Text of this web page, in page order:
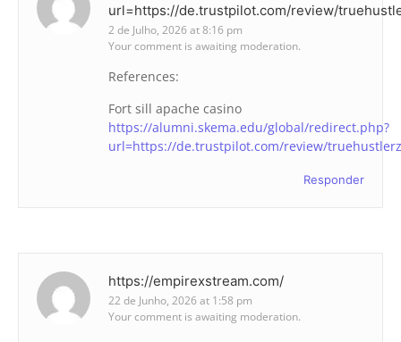
url=https://de.trustpilot.com/review/
2 de Julho, 2026 at 8:16 pm
Your comment is awaiting moderation.
References:
Fort sill apache casino
https://alumni.skema.edu/global/redirect.php?
url=https://de.trustpilot.com/review/
Responder
https://empirexstream.com/
22 de Junho, 2026 at 1:58 pm
Your comment is awaiting moderation.